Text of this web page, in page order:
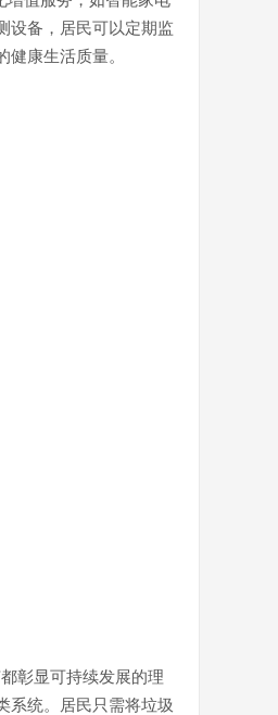
设备，居民可以定期监
康生活质量。
彰显可持续发展的理
系统。居民只需将垃圾